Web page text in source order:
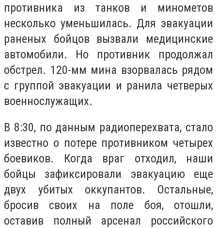
противника из танков и минометов
несколько уменьшилась. Для эвакуации
раненых бойцов вызвали медицинские
автомобили. Но противник продолжал
обстрел. 120-мм мина взорвалась рядом
с группой эвакуации и ранила четверых
военнослужащих.
В 8:30, по данным радиоперехвата, стало
известно о потере противником четырех
боевиков. Когда враг отходил, наши
бойцы зафиксировали эвакуацию еще
двух убитых оккупантов. Остальные,
бросив своих на поле боя, отошли,
оставив полный арсенал российского